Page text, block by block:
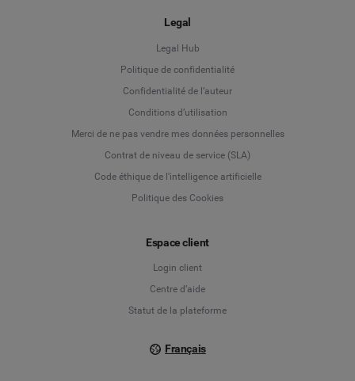
Legal
Legal Hub
Politique de confidentialité
Confidentialité de l’auteur
Conditions d’utilisation
Merci de ne pas vendre mes données personnelles
Contrat de niveau de service (SLA)
Code éthique de l'intelligence artificielle
Politique des Cookies
Espace client
Login client
Centre d’aide
Statut de la plateforme
Français
English
Español